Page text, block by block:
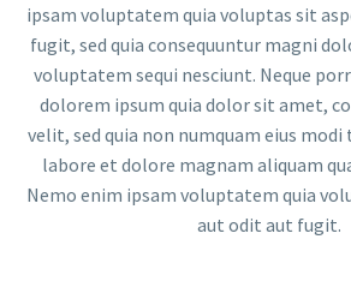
ipsam voluptatem quia voluptas sit
fugit, sed quia consequuntur magni
voluptatem sequi nesciunt. Neque
dolorem ipsum quia dolor sit amet,
velit, sed quia non numquam eius
labore et dolore magnam aliquam
Nemo enim ipsam voluptatem quia
aut odit aut fugit.